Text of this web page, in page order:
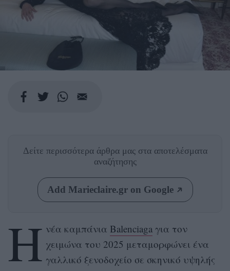
Δείτε περισσότερα άρθρα μας στα αποτελέσματα
αναζήτησης
Add Marieclaire.gr on Google
Η νέα καμπάνια Βalenciagaγια τον
χειμώνα του 2025 μεταμορφώνει ένα
γαλλικό ξενοδοχείο σε σκηνικό υψηλής